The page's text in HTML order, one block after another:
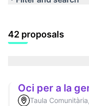
42 proposals
Oci per a la
Taula